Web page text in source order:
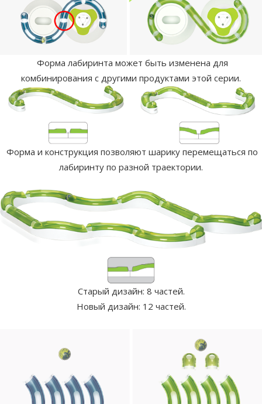
Форма лабиринта может быть изменена для
комбинирования с другими продуктами этой серии.
Форма и конструкция позволяют шарику перемещаться по
лабиринту по разной траектории.
Старый дизайн: 8 частей.
Новый дизайн: 12 частей.